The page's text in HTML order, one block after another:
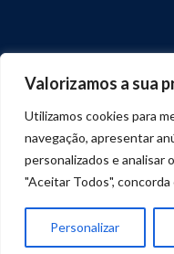
Valorizamos a sua
Utilizamos cookies para
navegação, apresentar
personalizados e analisar
"Aceitar Todos",
Personalizar